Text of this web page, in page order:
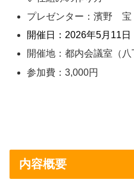
プレゼンター：濱野 宝
開催日：2026年5月11
開催地：都内会議室（八
参加費：3,000円
内容概要